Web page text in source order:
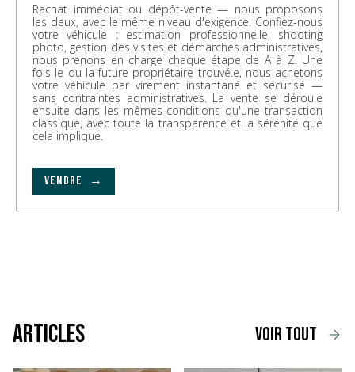
Rachat immédiat ou dépôt-vente — nous proposons
les deux, avec le même niveau d'exigence. Confiez-nous
votre véhicule : estimation professionnelle, shooting
photo, gestion des visites et démarches administratives,
nous prenons en charge chaque étape de A à Z. Une
fois le ou la future propriétaire trouvé.e, nous achetons
votre véhicule par virement instantané et sécurisé —
sans contraintes administratives. La vente se déroule
ensuite dans les mêmes conditions qu'une transaction
classique, avec toute la transparence et la sérénité que
cela implique.
VENDRE →
voir tout
Articles